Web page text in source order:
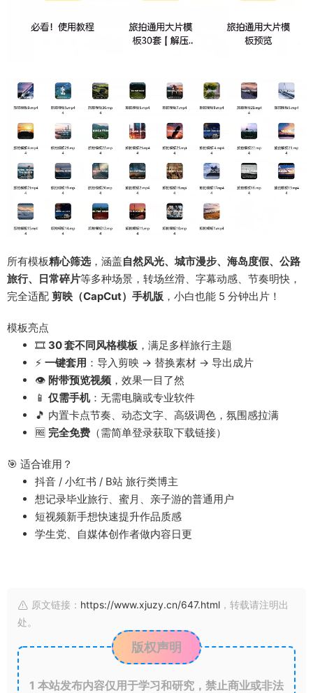
所有模板精心筛选，涵盖自然风光、城市漫步、海岛度假、公路
旅行、日常碎片等多种场景，转场丝滑、字幕动感、节奏明快，
完全适配 剪映（CapCut）手机版 ，小白也能 5 分钟出片！
模板亮点
🎞️ 30 套不同风格模板 ，满足多样旅行主题
⚡ 一键套用 ：导入剪映 → 替换素材 → 导出成片
👁️ 附带预览视频 ，效果一目了然
📱 仅需手机：无需电脑或专业软件
🎵 内置卡点节奏、动态文字、高级调色，氛围感拉满
🆓 完全免费 （需简单登录获取下载链接）
🎯 适合谁用？
抖音 / 小红书 / B站 旅行类博主
想记录毕业旅行、蜜月、亲子游的普通用户
短视频新手想快速提升作品质感
学生党、自媒体创作者做内容日更
原文链接： https://www.xjuzy.cn/647.html ，转载请注明出
处。
版权声明
1 本站发布内容仅用于学习和研究，禁止商业或非法